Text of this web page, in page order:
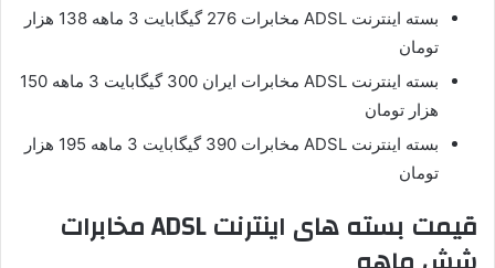
بسته اینترنت ADSL مخابرات 276 گیگابایت 3 ماهه 138 هزار
تومان
بسته اینترنت ADSL مخابرات ایران 300 گیگابایت 3 ماهه 150
هزار تومان
بسته اینترنت ADSL مخابرات 390 گیگابایت 3 ماهه 195 هزار
تومان
قیمت بسته های اینترنت ADSL مخابرات